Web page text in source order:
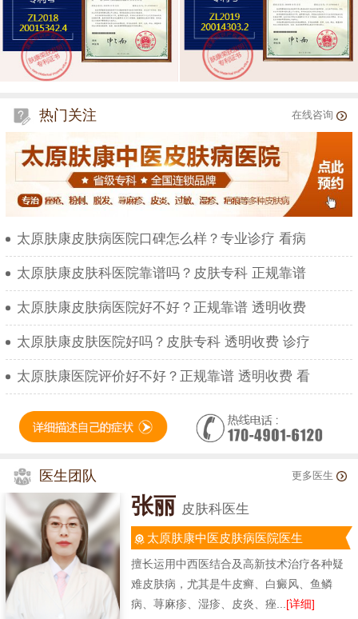
热门关注 在线咨询
太原肤康皮肤病医院口碑怎么样？专业诊疗 看病
太原肤康皮肤科医院靠谱吗？皮肤专科 正规靠谱
太原肤康皮肤病医院好不好？正规靠谱 透明收费
太原肤康皮肤医院好吗？皮肤专科 透明收费 诊疗
太原肤康医院评价好不好？正规靠谱 透明收费 看
医生团队 更多医生
张丽 皮肤科医生
太原肤康中医皮肤病医院医生
擅长运用中西医结合及高新技术治疗各种疑
难皮肤病，尤其是牛皮癣、白癜风、鱼鳞
病、荨麻疹、湿疹、皮炎、痤... [详细]